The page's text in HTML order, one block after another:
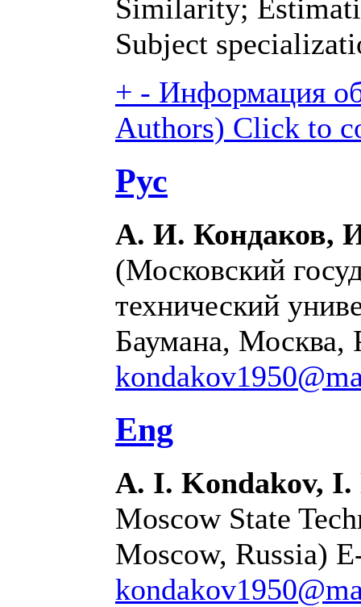
Similarity;
Subject
+ - Информация
Authors) Click to
Рус
А. И. Кондаков,
(Московский
технический
Баумана, Москва,
Eng
A. I. Kondakov, I.
Moscow State
Moscow, Russia)